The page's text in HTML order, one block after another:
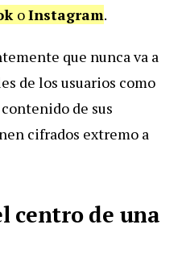
oInstagram.
que nunca va a
de los usuarios como
de sus
cifrados extremo a
centro de una